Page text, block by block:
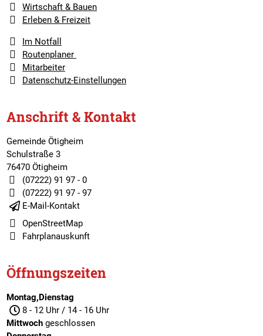
Wirtschaft & Bauen
Erleben & Freizeit
Im Notfall
Routenplaner
Mitarbeiter
Datenschutz-Einstellungen
Anschrift & Kontakt
Gemeinde Ötigheim
Schulstraße 3
76470 Ötigheim
(07222) 91 97 - 0
(07222) 91 97 - 97
E-Mail-Kontakt
OpenStreetMap
Fahrplanauskunft
Öffnungszeiten
Montag,Dienstag
8 - 12 Uhr / 14 - 16 Uhr
Mittwochgeschlossen